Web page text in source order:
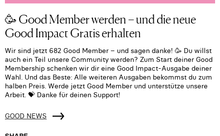
🥳​ Good Member werden – und die neue
Good Impact Gratis erhalten
Wir sind jetzt 682 Good Member – und sagen danke! 🥳 Du willst
auch ein Teil unsere Community werden? Zum Start deiner Good
Membership schenken wir dir eine Good Impact-Ausgabe deiner
Wahl. Und das Beste: Alle weiteren Ausgaben bekommst du zum
halben Preis. Werde jetzt Good Member und unterstütze unsere
Arbeit. 💝 Danke für deinen Support!
GOOD NEWS